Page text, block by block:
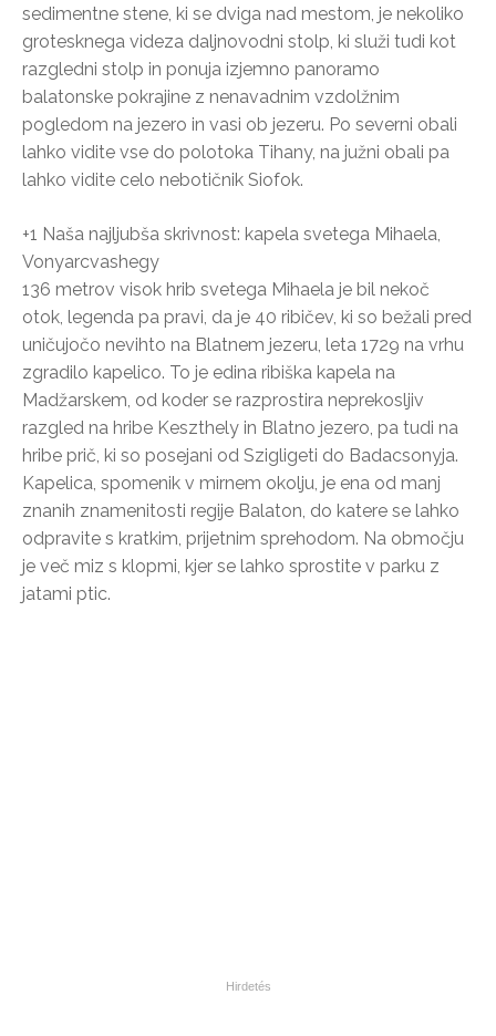
sedimentne stene, ki se dviga nad mestom, je nekoliko
grotesknega videza daljnovodni stolp, ki služi tudi kot
razgledni stolp in ponuja izjemno panoramo
balatonske pokrajine z nenavadnim vzdolžnim
pogledom na jezero in vasi ob jezeru. Po severni obali
lahko vidite vse do polotoka Tihany, na južni obali pa
lahko vidite celo nebotičnik Siofok.
+1 Naša najljubša skrivnost: kapela svetega Mihaela,
Vonyarcvashegy
136 metrov visok hrib svetega Mihaela je bil nekoč
otok, legenda pa pravi, da je 40 ribičev, ki so bežali pred
uničujočo nevihto na Blatnem jezeru, leta 1729 na vrhu
zgradilo kapelico. To je edina ribiška kapela na
Madžarskem, od koder se razprostira neprekosljiv
razgled na hribe Keszthely in Blatno jezero, pa tudi na
hribe prič, ki so posejani od Szigligeti do Badacsonyja.
Kapelica, spomenik v mirnem okolju, je ena od manj
znanih znamenitosti regije Balaton, do katere se lahko
odpravite s kratkim, prijetnim sprehodom. Na območju
je več miz s klopmi, kjer se lahko sprostite v parku z
jatami ptic.